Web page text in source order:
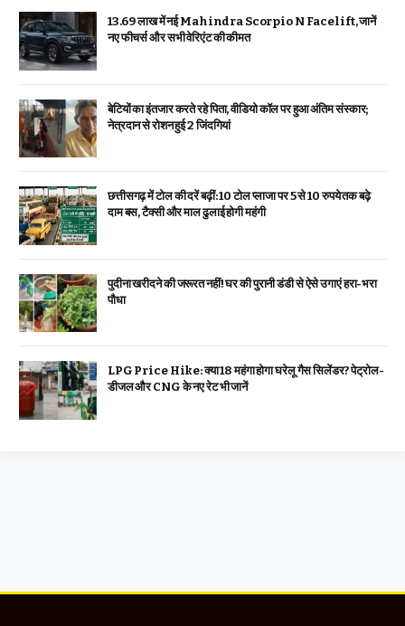
₹13.69 लाख में नई Mahindra Scorpio N Facelift, जानें
नए फीचर्स और सभी वेरिएंट की कीमत
बेटियों का इंतजार करते रहे पिता, वीडियो कॉल पर हुआ अंतिम संस्कार;
नेत्रदान से रोशन हुई 2 जिंदगियां
छत्तीसगढ़ में टोल की दरें बढ़ीं: 10 टोल प्लाजा पर 5 से 10 रुपये तक बढ़े
दाम बस, टैक्सी और माल ढुलाई होगी महंगी
पुदीना खरीदने की जरूरत नहीं! घर की पुरानी डंडी से ऐसे उगाएं हरा-भरा
पौधा
LPG Price Hike: क्या ₹18 महंगा होगा घरेलू गैस सिलेंडर? पेट्रोल-
डीजल और CNG के नए रेट भी जानें